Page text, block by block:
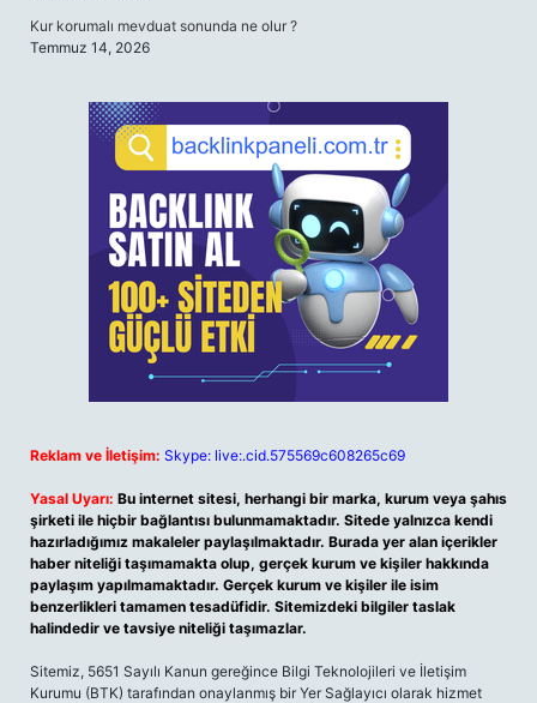
Kur korumalı mevduat sonunda ne olur ?
Temmuz 14, 2026
Reklam ve İletişim: Skype: live:.cid.575569c608265c69
Yasal Uyarı: Bu internet sitesi, herhangi bir marka, kurum veya şahıs
şirketi ile hiçbir bağlantısı bulunmamaktadır. Sitede yalnızca kendi
hazırladığımız makaleler paylaşılmaktadır. Burada yer alan içerikler
haber niteliği taşımamakta olup, gerçek kurum ve kişiler hakkında
paylaşım yapılmamaktadır. Gerçek kurum ve kişiler ile isim
benzerlikleri tamamen tesadüfidir. Sitemizdeki bilgiler taslak
halindedir ve tavsiye niteliği taşımazlar.
Sitemiz, 5651 Sayılı Kanun gereğince Bilgi Teknolojileri ve İletişim
Kurumu (BTK) tarafından onaylanmış bir Yer Sağlayıcı olarak hizmet